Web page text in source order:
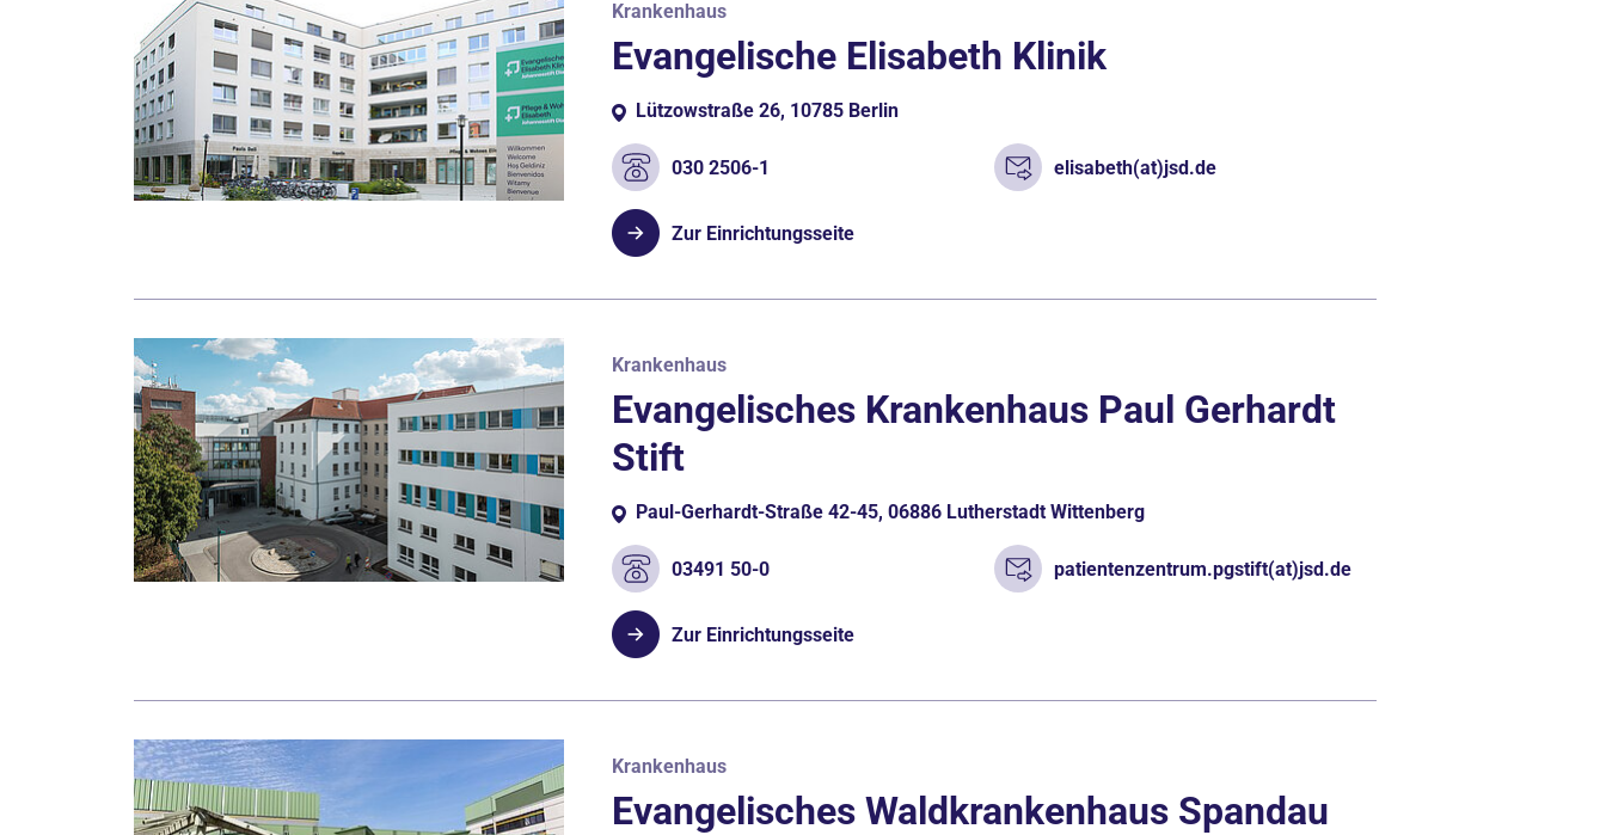
Krankenhaus
Evangelische Elisabeth Klinik
Lützowstraße 26, 10785 Berlin
030 2506-1 elisabeth(at)jsd.de
Zur Einrichtungsseite
Krankenhaus
Evangelisches Krankenhaus Paul Gerhardt
Stift
Paul-Gerhardt-Straße 42-45, 06886 Lutherstadt Wittenberg
03491 50-0 patientenzentrum.pgstift(at)jsd.de
Zur Einrichtungsseite
Krankenhaus
Evangelisches Waldkrankenhaus Spandau